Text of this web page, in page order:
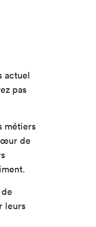
actuel
pas
métiers
de
leurs